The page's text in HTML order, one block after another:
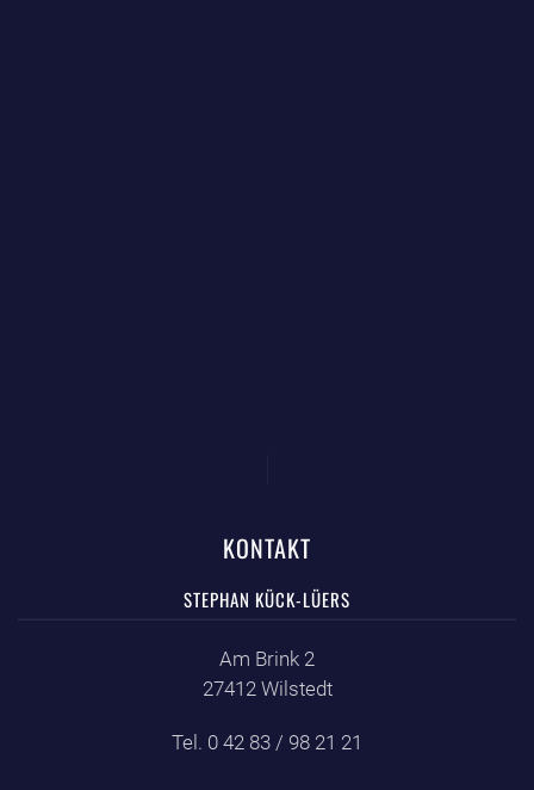
KONTAKT
STEPHAN KÜCK-LÜERS
Am Brink 2
27412 Wilstedt
Tel. 0 42 83 / 98 21 21